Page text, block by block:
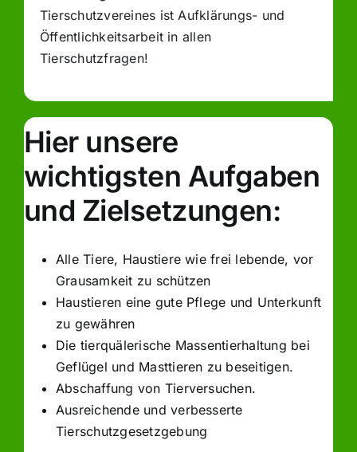
Tierschutzvereines ist Aufklärungs- und
Öffentlichkeitsarbeit in allen
Tierschutzfragen!
Hier unsere
wichtigsten Aufgaben
und Zielsetzungen:
Alle Tiere, Haustiere wie frei lebende, vor
Grausamkeit zu schützen
Haustieren eine gute Pflege und Unterkunft
zu gewähren
Die tierquälerische Massentierhaltung bei
Geflügel und Masttieren zu beseitigen.
Abschaffung von Tierversuchen.
Ausreichende und verbesserte
Tierschutzgesetzgebung